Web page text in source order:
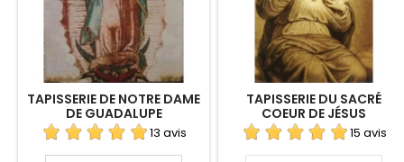
TAPISSERIE DE NOTRE DAME
DE GUADALUPE
13 avis
TAPISSERIE DU SACRÉ
COEUR DE JÉSUS
(GRAVURE)15 avis